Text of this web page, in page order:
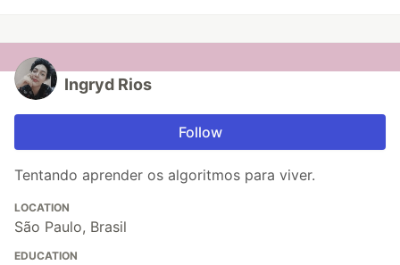
Ingryd Rios
Follow
Tentando aprender os algoritmos para viver.
LOCATION
São Paulo, Brasil
EDUCATION